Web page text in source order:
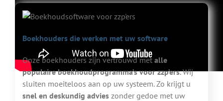
Boekhouders die werken met uw software
Onze boekhouders zijn vertrouwd met alle
populaire boekhoudprogramma’s voor zzp’ers. Wij
sluiten moeiteloos aan op uw systeem. Zo krijgt u
snel en deskundig advies zonder gedoe met uw